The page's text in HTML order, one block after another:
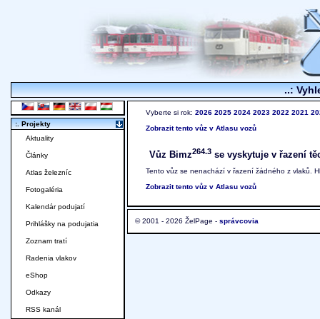
..:
Vyberte si rok: 2026 2025 2024 2023 2022 2021
Zobrazit tento vůz v Atlasu vozů
Vůz Bimz264.3 se vyskytuje v řazení
Tento vůz se nenachází v řazení žádného z vlaků.
Zobrazit tento vůz v Atlasu vozů
© 2001 - 2026 ŽelPage - správcovia
:. Projekty
Aktuality
Články
Atlas železníc
Fotogaléria
Kalendár podujatí
Prihlášky na podujatia
Zoznam tratí
Radenia vlakov
eShop
Odkazy
RSS kanál